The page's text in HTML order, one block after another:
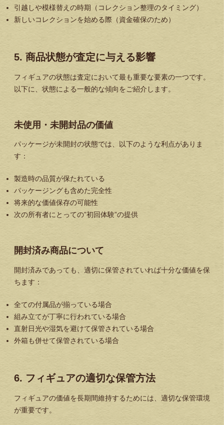
引越しや模様替えの時期（コレクション整理のタイミング）
新しいコレクションを始める際（資金確保のため）
5. 商品状態が査定に与える影響
フィギュアの状態は査定において最も重要な要素の一つです。
以下に、状態による一般的な傾向をご紹介します。
未使用・未開封品の価値
パッケージが未開封の状態では、以下のような利点がありま
す：
製造時の品質が保たれている
パッケージングも含めた完全性
将来的な価値保存の可能性
次の所有者にとっての”初回体験”の提供
開封済み商品について
開封済みであっても、適切に保管されていれば十分な価値を保
ちます：
全ての付属品が揃っている場合
組み立てが丁寧に行われている場合
直射日光や湿気を避けて保管されている場合
外箱も併せて保管されている場合
6. フィギュアの適切な保管方法
フィギュアの価値を長期間維持するためには、適切な保管環境
が重要です。